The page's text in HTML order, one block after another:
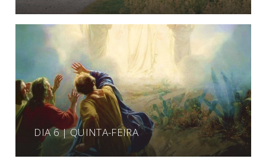
DIA 6 | QUINTA-FEIRA